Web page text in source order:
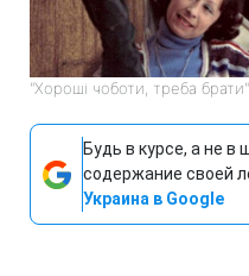
"Хороші чоботи, треба
Будь в курсе, а не в
содержание своей
Украина в Google